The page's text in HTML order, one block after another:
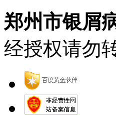
郑州市银屑
经授权请勿